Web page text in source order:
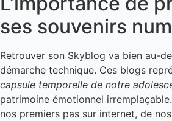
ses souvenirs
Retrouver son Skyblog va bien au-
démarche technique. Ces blogs
capsule temporelle de notre
patrimoine émotionnel
nos premiers pas sur internet, de